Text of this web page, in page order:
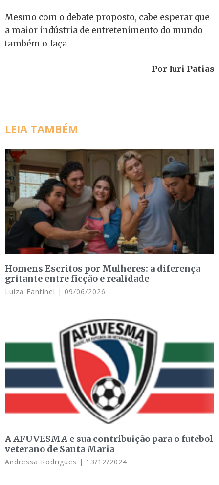
Mesmo com o debate proposto, cabe esperar que
a maior indústria de entretenimento do mundo
também o faça.
Por Iuri Patias
LEIA TAMBÉM
Homens Escritos por Mulheres: a diferença
gritante entre ficção e realidade
Luiza Fantinel 09/06/2026
A AFUVESMA e sua contribuição para o futebol
veterano de Santa Maria
Andressa Rodrigues 13/12/2024